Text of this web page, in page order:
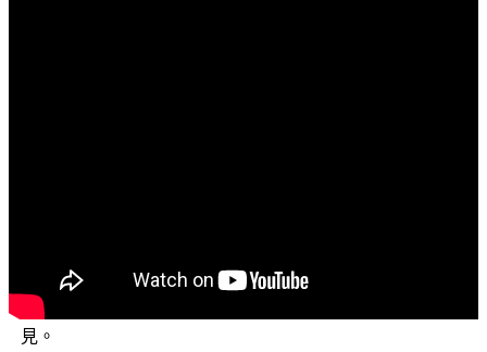
報，欲求出輪迴而無有出期。由此因緣，得以宣演本次節
目，也歡迎各位菩薩能藉此節目，得以更加增長正法知
見。